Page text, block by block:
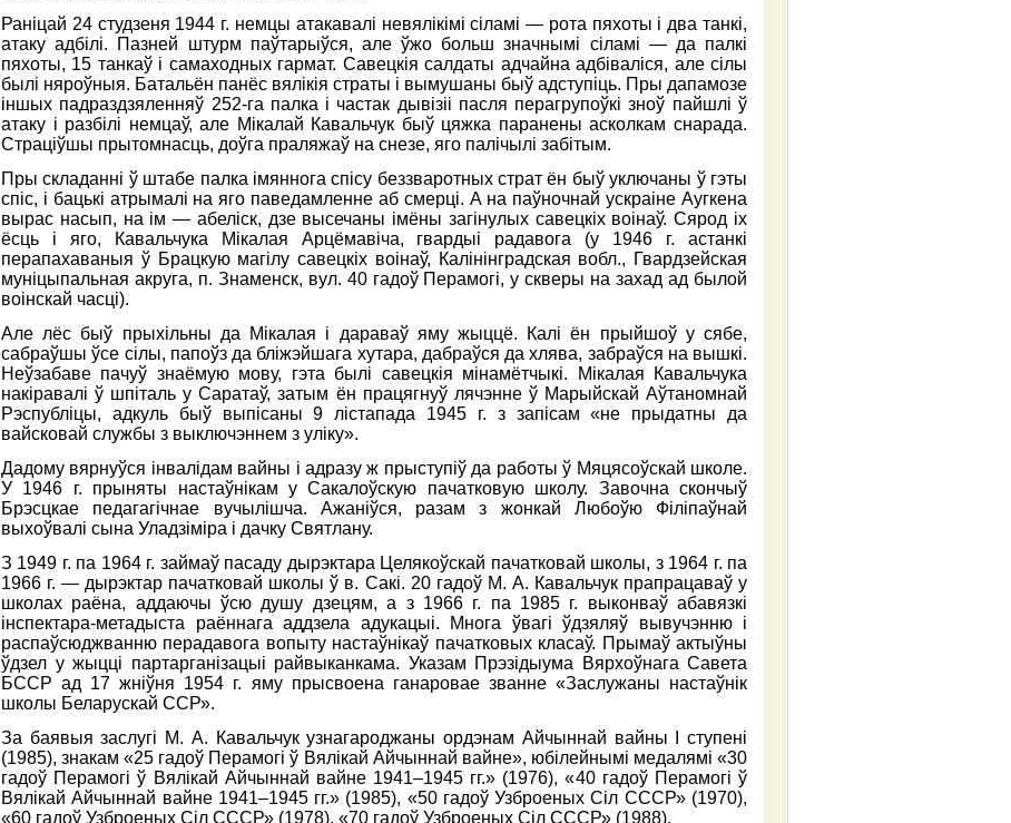
Раніцай 24 студзеня 1944 г. немцы атакавалі невялікімі сіламі — рота пяхоты і два танкі,
атаку адбілі. Пазней штурм паўтарыўся, але ўжо больш значнымі сіламі — да палкі
пяхоты, 15 танкаў і самаходных гармат. Савецкія салдаты адчайна адбіваліся, але сілы
былі няроўныя. Батальён панёс вялікія страты і вымушаны быў адступіць. Пры дапамозе
іншых падраздзяленняў 252-га палка і частак дывізіі пасля перагрупоўкі зноў пайшлі ў
атаку і разбілі немцаў, але Мікалай Кавальчук быў цяжка паранены асколкам снарада.
Страціўшы прытомнасць, доўга праляжаў на снезе, яго палічылі забітым.
Пры складанні ў штабе палка імяннога спісу беззваротных страт ён быў уключаны ў гэты
спіс, і бацькі атрымалі на яго паведамленне аб смерці. А на паўночнай ускраіне Аугкена
вырас насып, на ім — абеліск, дзе высечаны імёны загінулых савецкіх воінаў. Сярод іх
ёсць і яго, Кавальчука Мікалая Арцёмавіча, гвардыі радавога (у 1946 г. астанкі
перапахаваныя ў Брацкую магілу савецкіх воінаў, Калінінградская вобл., Гвардзейская
муніцыпальная акруга, п. Знаменск, вул. 40 гадоў Перамогі, у скверы на захад ад былой
воінскай часці).
Але лёс быў прыхільны да Мікалая і дараваў яму жыццё. Калі ён прыйшоў у сябе,
сабраўшы ўсе сілы, папоўз да бліжэйшага хутара, дабраўся да хлява, забраўся на вышкі.
Неўзабаве пачуў знаёмую мову, гэта былі савецкія мінамётчыкі. Мікалая Кавальчука
накіравалі ў шпіталь у Саратаў, затым ён працягнуў лячэнне ў Марыйскай Аўтаномнай
Рэспубліцы, адкуль быў выпісаны 9 лістапада 1945 г. з запісам «не прыдатны да
вайсковай службы з выключэннем з уліку».
Дадому вярнуўся інвалідам вайны і адразу ж прыступіў да работы ў Мяцясоўскай школе.
У 1946 г. прыняты настаўнікам у Сакалоўскую пачатковую школу. Завочна скончыў
Брэсцкае педагагічнае вучылішча. Ажаніўся, разам з жонкай Любоўю Філіпаўнай
выхоўвалі сына Уладзіміра і дачку Святлану.
З 1949 г. па 1964 г. займаў пасаду дырэктара Целякоўскай пачатковай школы, з 1964 г. па
1966 г. — дырэктар пачатковай школы ў в. Сакі. 20 гадоў М. А. Кавальчук прапрацаваў у
школах раёна, аддаючы ўсю душу дзецям, а з 1966 г. па 1985 г. выконваў абавязкі
інспектара-метадыста раённага аддзела адукацыі. Многа ўвагі ўдзяляў вывучэнню і
распаўсюджванню перадавога вопыту настаўнікаў пачатковых класаў. Прымаў актыўны
ўдзел у жыцці партарганізацыі райвыканкама. Указам Прэзідыума Вярхоўнага Савета
БССР ад 17 жніўня 1954 г. яму прысвоена ганаровае званне «Заслужаны настаўнік
школы Беларускай ССР».
За баявыя заслугі М. А. Кавальчук узнагароджаны ордэнам Айчыннай вайны I ступені
(1985), знакам «25 гадоў Перамогі ў Вялікай Айчыннай вайне», юбілейнымі медалямі «30
гадоў Перамогі ў Вялікай Айчыннай вайне 1941–1945 гг.» (1976), «40 гадоў Перамогі ў
Вялікай Айчыннай вайне 1941–1945 гг.» (1985), «50 гадоў Узброеных Сіл СССР» (1970),
«60 гадоў Узброеных Сіл СССР» (1978), «70 гадоў Узброеных Сіл СССР» (1988).